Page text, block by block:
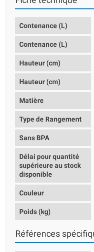
Contenance (L)
Contenance (L)
Hauteur (cm)
Hauteur (cm)
Matière
Type de Rangement
Sans BPA
Délai pour quantité
supérieure au stock
disponible
Couleur
Poids (kg)
Références